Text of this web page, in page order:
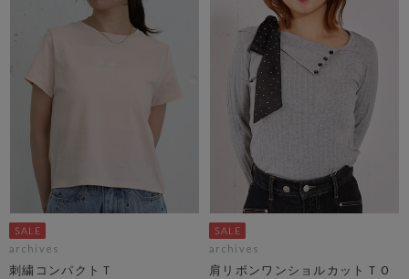
archives
刺繍コンパクトＴ
archives
肩リボンワンショルカットＴＯ